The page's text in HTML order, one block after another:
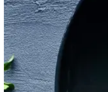
SatjaSatja de
pollopollo